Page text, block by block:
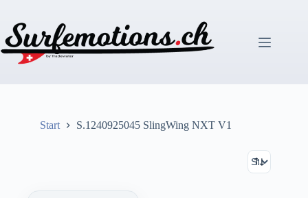
springen
Start S.1240925045 SlingWing NXT V1